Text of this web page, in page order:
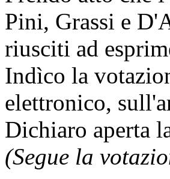
Pini, Grassi e
riusciti ad
Indìco la
elettronico,
Dichiaro aperta
(Segue la